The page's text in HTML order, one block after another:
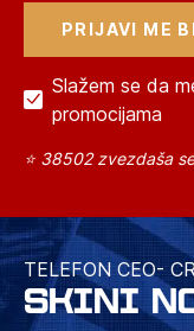
Slažem se da
promocijama
⭐ 38502 zvezdaša
TELEFON CEO-
SKINI